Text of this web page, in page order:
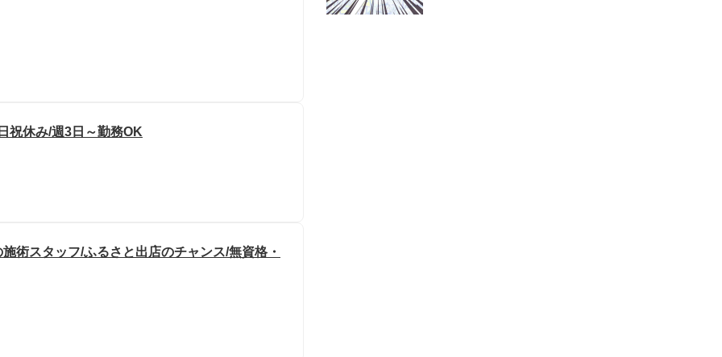
祝休み/週3日～勤務OK
術スタッフ/ふるさと出店のチャンス/無資格・